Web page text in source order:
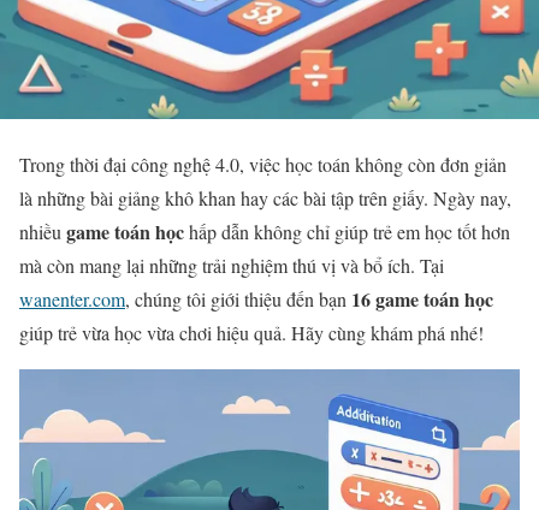
Trong thời đại công nghệ 4.0, việc học toán không còn đơn giản
là những bài giảng khô khan hay các bài tập trên giấy. Ngày nay,
nhiều game toán họchấp dẫn không chỉ giúp trẻ em học tốt hơn
mà còn mang lại những trải nghiệm thú vị và bổ ích. Tại
wanenter.com, chúng tôi giới thiệu đến bạn 16 game toán học
giúp trẻ vừa học vừa chơi hiệu quả. Hãy cùng khám phá nhé!